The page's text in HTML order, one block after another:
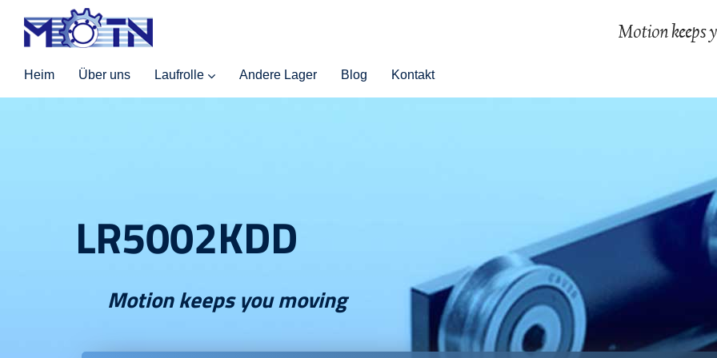
Heim Über uns Laufrolle Andere Lager Blog Kontakt
LR5002KDD
Motion keeps you moving